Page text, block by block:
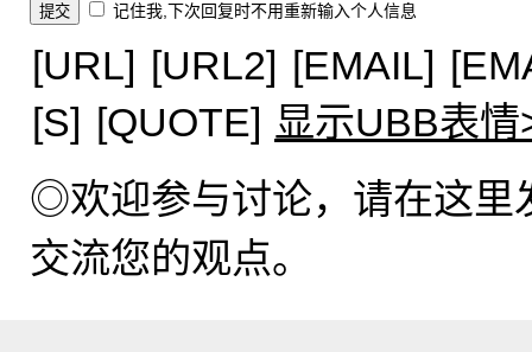
记住我,下次回复时不用重新输入个人信息
[URL] [URL2] [EMAIL]
[S] [QUOTE] 显示UBB表情
◎欢迎参与讨论，请在这里
交流您的观点。